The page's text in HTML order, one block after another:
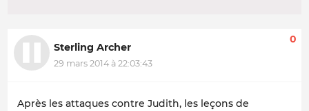
Sterling Archer
29 mars 2014 à 22:03:43
0
Après les attaques contre Judith, les leçons de